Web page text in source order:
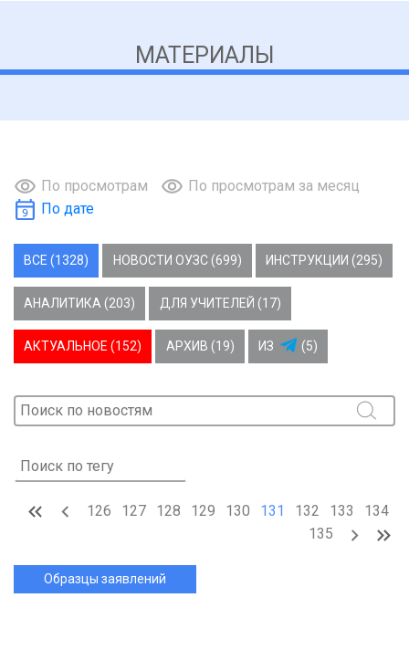
МАТЕРИАЛЫ
По просмотрам
По просмотрам за месяц
По дате
ВСЕ (1328) НОВОСТИ ОУЗС (699) ИНСТРУКЦИИ (295)
АНАЛИТИКА (203) ДЛЯ УЧИТЕЛЕЙ (17)
АКТУАЛЬНОЕ (152) АРХИВ (19) ИЗ (5)
126 127 128 129 130 131 132 133
134
135
Образцы заявлений